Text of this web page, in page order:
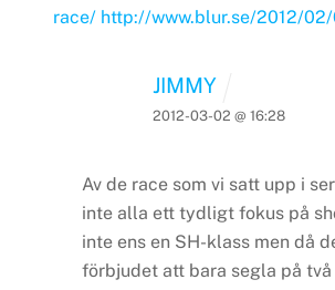
race/ http://www.blur.se/2012/
JIMMY
2012-03-02 @ 16:28
Av de race som vi satt upp i
inte alla ett tydligt fokus på
inte ens en SH-klass men då
förbjudet att bara segla på två